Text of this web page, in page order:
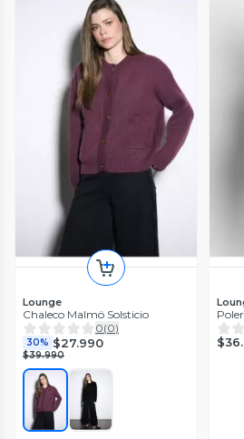
Lounge
Chaleco Malmö Solsticio
0(0)
30% $27.990
$39.990